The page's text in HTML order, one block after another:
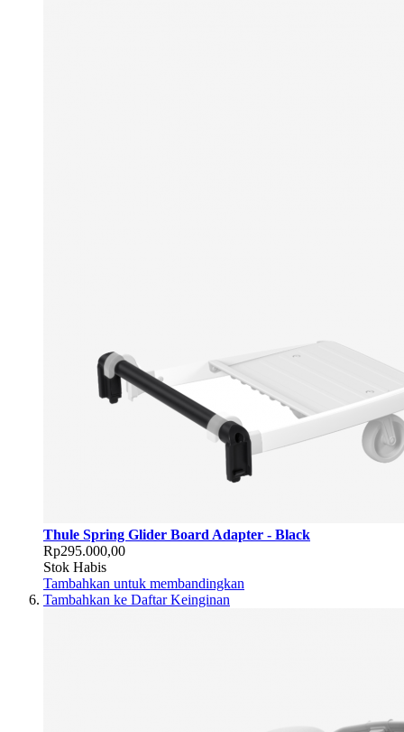
Thule Spring Glider Board Adapter - Black
Rp295.000,00
Stok Habis
Tambahkan untuk membandingkan
Tambahkan ke Daftar Keinginan